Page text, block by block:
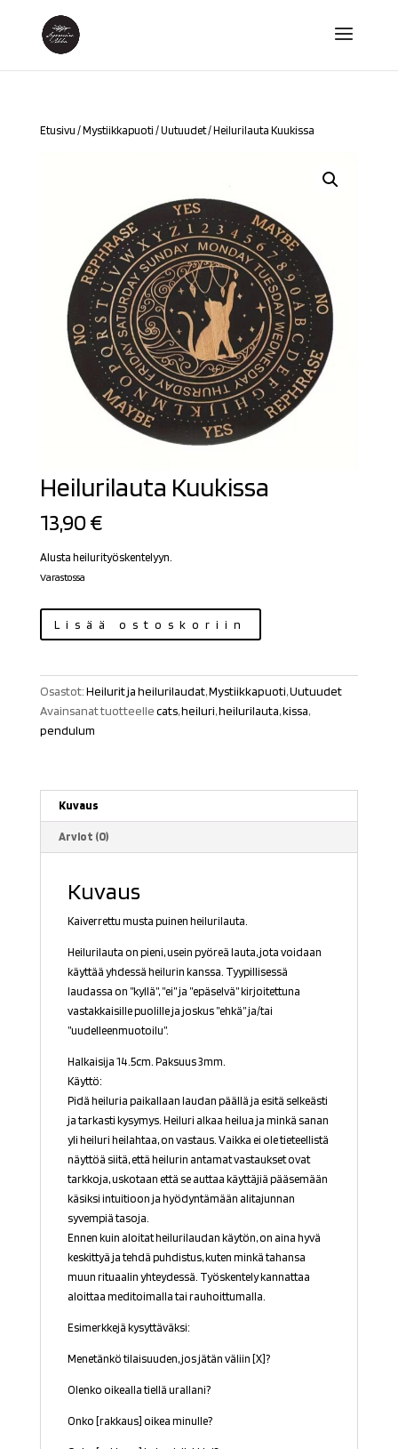
Etusivu /Mystiikkapuoti /Uutuudet/ Heilurilauta Kuukissa
Heilurilauta Kuukissa
13,90€
Alusta heilurityöskentelyyn.
Varastossa
Kuukissa
Lisää ostoskoriin
Osastot:Heilurit ja heilurilaudat,Mystiikkapuoti,Uutuudet
Avainsanat tuotteellecats,heiluri,heilurilauta,kissa,
pendulum
Kuvaus
Arviot (0)
Kuvaus
Kaiverrettu musta puinen heilurilauta.
Heilurilauta on pieni, usein pyöreä lauta, jota voidaan
käyttää yhdessä heilurin kanssa. Tyypillisessä
laudassa on ”kyllä”, ”ei” ja ”epäselvä” kirjoitettuna
vastakkaisille puolille ja joskus ”ehkä” ja/tai
”uudelleenmuotoilu”.
Halkaisija 14.5cm. Paksuus 3mm.
Käyttö:
Pidä heiluria paikallaan laudan päällä ja esitä selkeästi
ja tarkasti kysymys. Heiluri alkaa heilua ja minkä sanan
yli heiluri heilahtaa, on vastaus. Vaikka ei ole tieteellistä
näyttöä siitä, että heilurin antamat vastaukset ovat
tarkkoja, uskotaan että se auttaa käyttäjiä pääsemään
käsiksi intuitioon ja hyödyntämään alitajunnan
syvempiä tasoja.
Ennen kuin aloitat heilurilaudan käytön, on aina hyvä
keskittyä ja tehdä puhdistus, kuten minkä tahansa
muun rituaalin yhteydessä. Työskentely kannattaa
aloittaa meditoimalla tai rauhoittumalla.
Esimerkkejä kysyttäväksi:
Menetänkö tilaisuuden, jos jätän väliin [X]?
Olenko oikealla tiellä urallani?
Onko [rakkaus] oikea minulle?